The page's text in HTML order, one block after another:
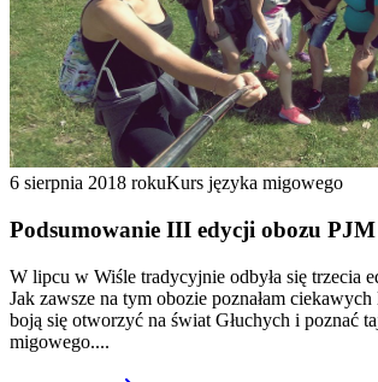
6 sierpnia 2018 rokuKurs języka migowego
Podsumowanie III edycji obozu
W lipcu w Wiśle tradycyjnie odbyła się trzecia
Jak zawsze na tym obozie poznałam
boją się otworzyć na świat Głuchych i poznać
migowego....